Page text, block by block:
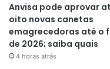
Anvisa pode aprovar
oito novas canetas
emagrecedoras até o
de 2026; saiba quais
4 horas atrás